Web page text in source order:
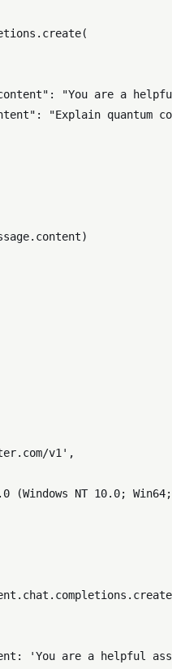
:
"You are a
:
"Explain quantum
v1' ,
(Windows NT 10.0;
chat . completions . create
:
'You are a helpful